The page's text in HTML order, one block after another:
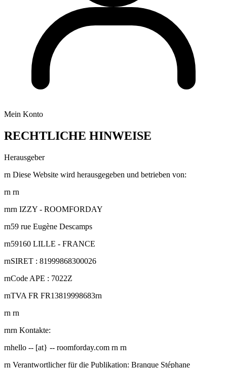
Mein Konto
RECHTLICHE HINWEISE
Herausgeber
rn Diese Website wird herausgegeben und betrieben von:
rn rn
rnrn IZZY - ROOMFORDAY
rn59 rue Eugène Descamps
rn59160 LILLE - FRANCE
rnSIRET : 81999868300026
rnCode APE : 7022Z
rnTVA FR FR13819998683rn
rn rn
rnrn Kontakte:
rnhello -- [at} -- roomforday.com rn rn
rn Verantwortlicher für die Publikation: Branque Stéphane